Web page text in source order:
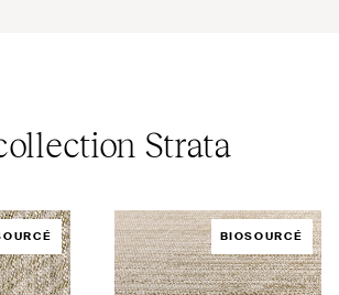
Strata
BIOSOURCÉ